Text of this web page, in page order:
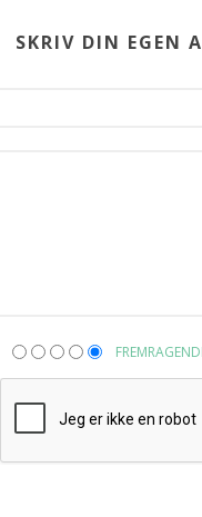
SKRIV DIN EGEN